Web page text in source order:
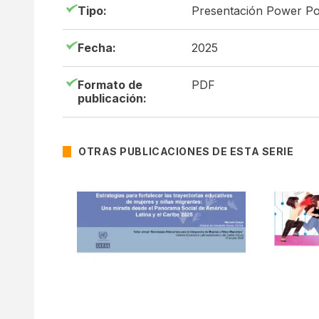
Tipo: Presentación Power
Fecha: 2025
Formato de
publicación:
PDF
OTRAS PUBLICACIONES DE ESTA SERIE